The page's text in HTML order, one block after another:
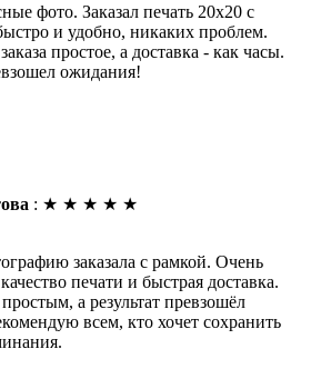
фото. Заказал печать 20х20 с
и удобно, никаких проблем.
простое, а доставка - как часы.
ожидания!
: ★ ★ ★ ★ ★
заказала с рамкой. Очень
печати и быстрая доставка.
а результат превзошёл
всем, кто хочет сохранить